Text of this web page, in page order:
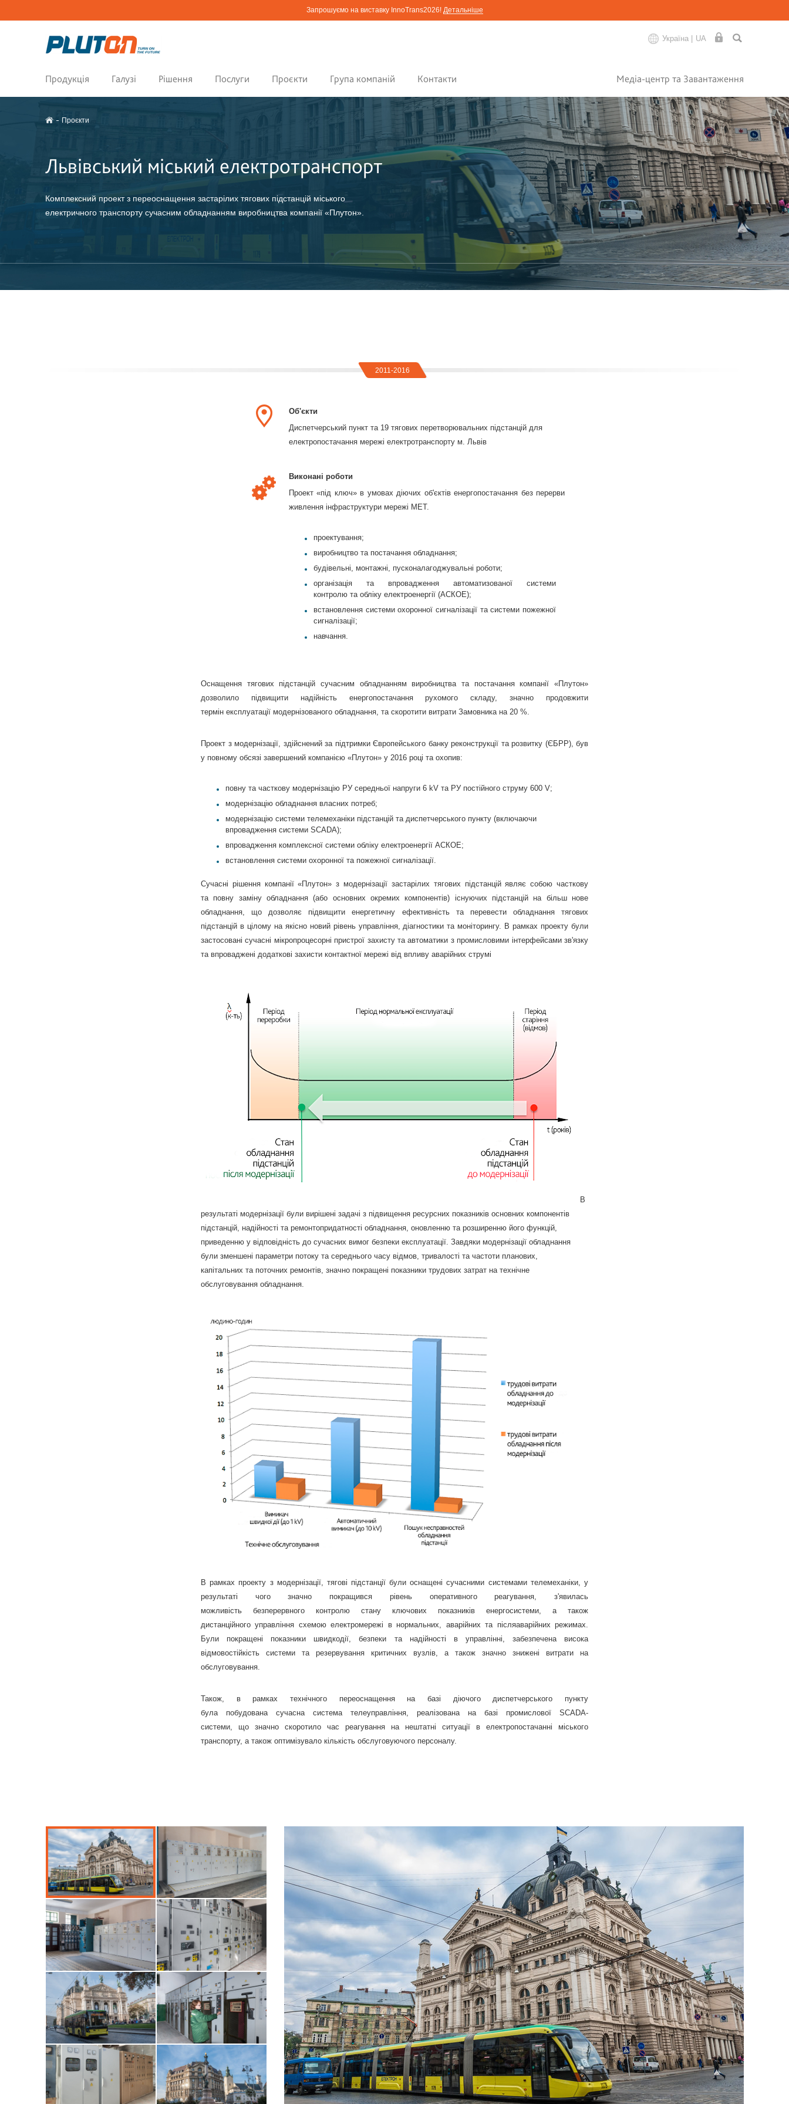
Запрошуємо на виставку InnoTrans2026! Детальніше
Україна | UA
Продукція Галузі Рішення Послуги Проєкти Група компаній Контакти Медіа-центр та Завантаження
Проєкти
Львівський міський електротранспорт
Комплексний проект з переоснащення застарілих тягових підстанцій міського
електричного транспорту сучасним обладнанням виробництва компанії «Плутон».
2011-2016
Об'єкти
Диспетчерський пункт та 19 тягових перетворювальних підстанцій для
електропостачання мережі електротранспорту м. Львів
Виконані роботи
Проект «під ключ» в умовах діючих об'єктів енергопостачання без перерви
живлення інфраструктури мережі МЕТ.
проектування;
виробництво та постачання обладнання;
будівельні, монтажні, пусконалагоджувальні роботи;
організація та впровадження автоматизованої системи
контролю та обліку електроенергії (АСКОЕ);
встановлення системи охоронної сигналізації та системи пожежної
сигналізації;
навчання.
Оснащення тягових підстанцій сучасним обладнанням виробництва та постачання компанії «Плутон»
дозволило підвищити надійність енергопостачання рухомого складу, значно продовжити
термін експлуатації модернізованого обладнання, та скоротити витрати Замовника на 20 %.
Проект з модернізації, здійснений за підтримки Європейського банку реконструкції та розвитку (ЄБРР), був
у повному обсязі завершений компанією «Плутон» у 2016 році та охопив:
повну та часткову модернізацію РУ середньої напруги 6 kV та РУ постійного струму 600 V;
модернізацію обладнання власних потреб;
модернізацію системи телемеханіки підстанцій та диспетчерського пункту (включаючи
впровадження системи SCADA);
впровадження комплексної системи обліку електроенергії АСКОЕ;
встановлення системи охоронної та пожежної сигналізації.
Сучасні рішення компанії «Плутон» з модернізації застарілих тягових підстанцій являє собою часткову
та повну заміну обладнання (або основних окремих компонентів) існуючих підстанцій на більш нове
обладнання, що дозволяє підвищити енергетичну ефективність та перевести обладнання тягових
підстанцій в цілому на якісно новий рівень управління, діагностики та моніторингу. В рамках проекту були
застосовані сучасні мікропроцесорні пристрої захисту та автоматики з промисловими інтерфейсами зв'язку
та впроваджені додаткові захисти контактної мережі від впливу аварійних струмі
В
результаті модернізації були вирішені задачі з підвищення ресурсних показників основних компонентів
підстанцій, надійності та ремонтопридатності обладнання, оновленню та розширенню його функцій,
приведенню у відповідність до сучасних вимог безпеки експлуатації. Завдяки модернізації обладнання
були зменшені параметри потоку та середнього часу відмов, тривалості та частоти планових,
капітальних та поточних ремонтів, значно покращені показники трудових затрат на технічне
обслуговування обладнання.
В рамках проекту з модернізації, тягові підстанції були оснащені сучасними системами телемеханіки, у
результаті чого значно покращився рівень оперативного реагування, з'явилась
можливість безперервного контролю стану ключових показників енергосистеми, а також
дистанційного управління схемою електромережі в нормальних, аварійних та післяаварійних режимах.
Були покращені показники швидкодії, безпеки та надійності в управлінні, забезпечена висока
відмовостійкість системи та резервування критичних вузлів, а також значно знижені витрати на
обслуговування.
Також, в рамках технічного переоснащення на базі діючого диспетчерського пункту
була побудована сучасна система телеуправління, реалізована на базі промислової SCADA-
системи, що значно скоротило час реагування на нештатні ситуації в електропостачанні міського
транспорту, а також оптимізувало кількість обслуговуючого персоналу.